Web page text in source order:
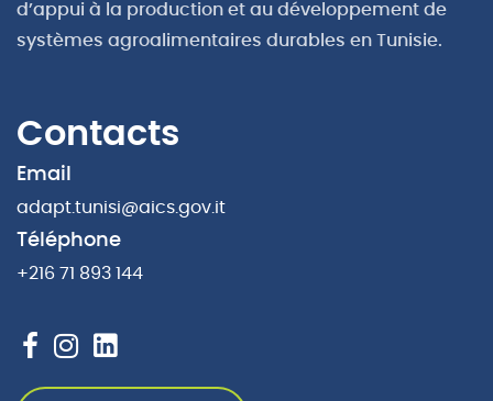
d’appui à la production et au développement de
systèmes agroalimentaires durables en Tunisie.
Contacts
Email
adapt.tunisi@aics.gov.it
Téléphone
+216 71 893 144